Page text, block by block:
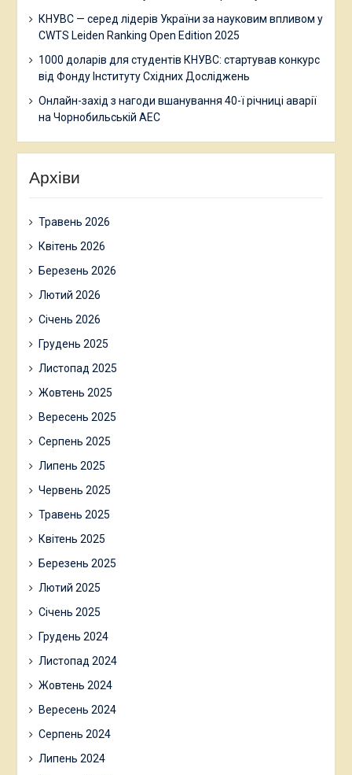
КНУВС — серед лідерів України за науковим впливом у
CWTS Leiden Ranking Open Edition 2025
1000 доларів для студентів КНУВС: стартував конкурс
від Фонду Інституту Східних Досліджень
Онлайн-захід з нагоди вшанування 40-ї річниці аварії
на Чорнобильській АЕС
Архіви
Травень 2026
Квітень 2026
Березень 2026
Лютий 2026
Січень 2026
Грудень 2025
Листопад 2025
Жовтень 2025
Вересень 2025
Серпень 2025
Липень 2025
Червень 2025
Травень 2025
Квітень 2025
Березень 2025
Лютий 2025
Січень 2025
Грудень 2024
Листопад 2024
Жовтень 2024
Вересень 2024
Серпень 2024
Липень 2024